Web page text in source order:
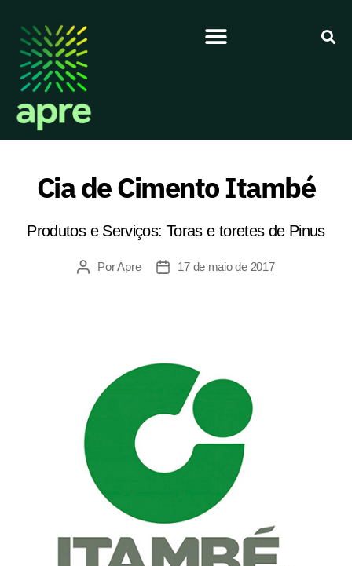
Cia de Cimento Itambé
Produtos e Serviços: Toras e toretes de Pinus
PorApre 17 de maio de 2017